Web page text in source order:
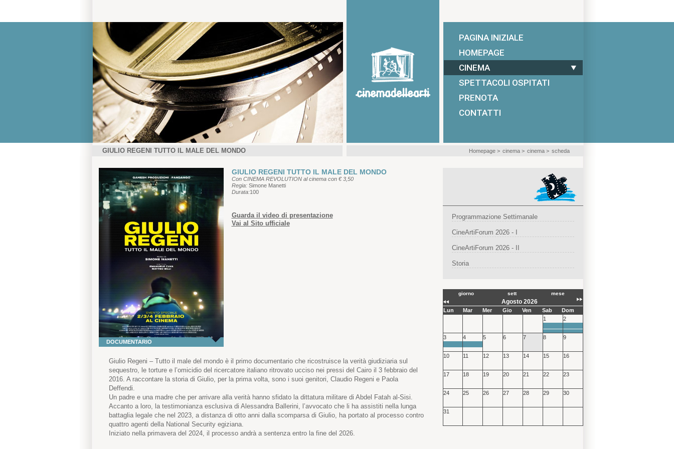
GIULIO REGENI TUTTO IL MALE DEL MONDO Homepage > cinema > cinema > scheda
DOCUMENTARIO
GIULIO REGENI TUTTO IL MALE DEL MONDO
Con CINEMA REVOLUTION al cinema con € 3,50
Regia:Simone Manetti
Durata:100
Guarda il video di presentazione
Vai al Sito ufficiale
Giulio Regeni – Tutto il male del mondo è il primo documentario che ricostruisce la verità giudiziaria sul
sequestro, le torture e l’omicidio del ricercatore italiano ritrovato ucciso nei pressi del Cairo il 3 febbraio del
2016. A raccontare la storia di Giulio, per la prima volta, sono i suoi genitori, Claudio Regeni e Paola
Deffendi.
Un padre e una madre che per arrivare alla verità hanno sfidato la dittatura militare di Abdel Fatah al-Sisi.
Accanto a loro, la testimonianza esclusiva di Alessandra Ballerini, l’avvocato che li ha assistiti nella lunga
battaglia legale che nel 2023, a distanza di otto anni dalla scomparsa di Giulio, ha portato al processo contro
quattro agenti della National Security egiziana.
Iniziato nella primavera del 2024, il processo andrà a sentenza entro la fine del 2026.
Programmazione Settimanale
CineArtiForum 2026 - I
CineArtiForum 2026 - II
Storia
mese
sett
giorno
Agosto 2026
Lun Mar Mer Gio Ven Sab
Dom
1
2
3 4 5 6 7 8 9
10 11 12 13 14 15 16
17 18 19 20 21 22 23
24 25 26 27 28 29 30
31
PAGINA INIZIALE
HOMEPAGE
CINEMA
SPETTACOLI OSPITATI
PRENOTA
CONTATTI